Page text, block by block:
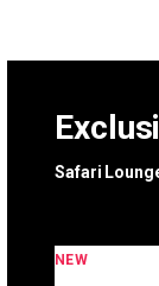
Safari
NEW